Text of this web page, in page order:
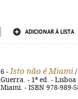
ADICIONAR À LISTA
6 - Isto não é Miami
Guerra. - 1ª ed. -
Miami. - ISBN 978-989-